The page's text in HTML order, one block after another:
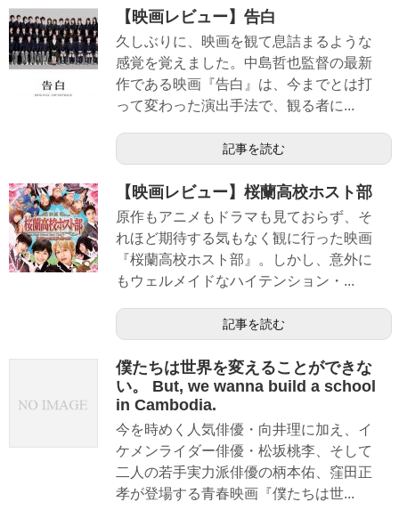
【映画レビュー】告白
久しぶりに、映画を観て息詰まるような
感覚を覚えました。中島哲也監督の最新
作である映画『告白』は、今までとは打
って変わった演出手法で、観る者に...
記事を読む
【映画レビュー】桜蘭高校ホスト部
原作もアニメもドラマも見ておらず、そ
れほど期待する気もなく観に行った映画
『桜蘭高校ホスト部』。しかし、意外に
もウェルメイドなハイテンション・...
記事を読む
僕たちは世界を変えることができな
い。 But, we wanna build a school
in Cambodia.
今を時めく人気俳優・向井理に加え、イ
ケメンライダー俳優・松坂桃李、そして
二人の若手実力派俳優の柄本佑、窪田正
孝が登場する青春映画『僕たちは世...